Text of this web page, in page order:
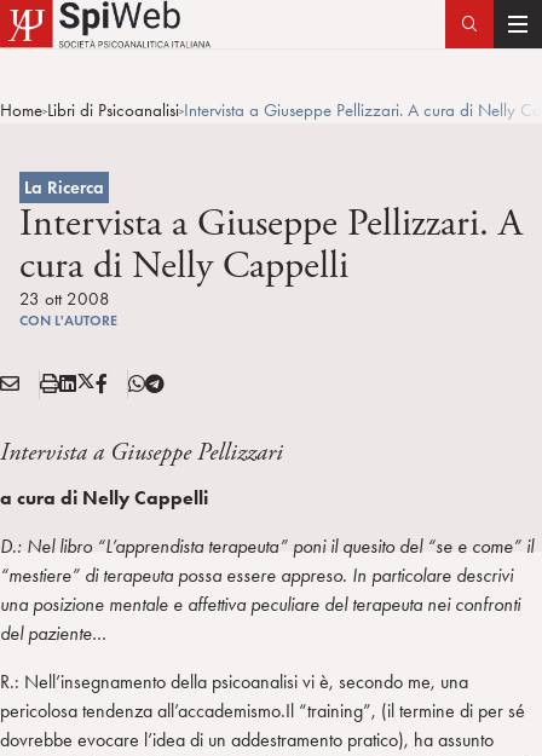
T
g
a
Home>Libri di Psicoanalisi>Intervista a Giuseppe Pellizzari. A cura di Nelly
La Ricerca
Intervista a Giuseppe Pellizzari. A
cura di Nelly Cappelli
23 ott 2008
CON L'AUTORE
Condividi:
E
A
L
S
p
L
n
e
i
n
X
i
t
r
F
T
g
a
m
Intervista a Giuseppe Pellizzari
a cura di Nelly Cappelli
D.: Nel libro “L’apprendista terapeuta” poni il quesito del “se e come” il
“mestiere” di terapeuta possa essere appreso. In particolare descrivi
una posizione mentale e affettiva peculiare del terapeuta nei confronti
del paziente…
R.: Nell’insegnamento della psicoanalisi vi è, secondo me, una
pericolosa tendenza all’accademismo.Il “training”, (il termine di per sé
dovrebbe evocare l’idea di un addestramento pratico), ha assunto